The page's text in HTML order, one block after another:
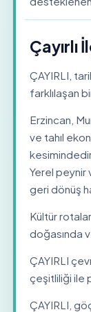
Çayırlı
ÇAYIRLI,
farklılaşan
Erzincan,
ve tahıl
Yerel peynir
geri dönüş
Kültür
doğasında
ÇAYIRLI
çeşitliliği ile
ÇAYIRLI,